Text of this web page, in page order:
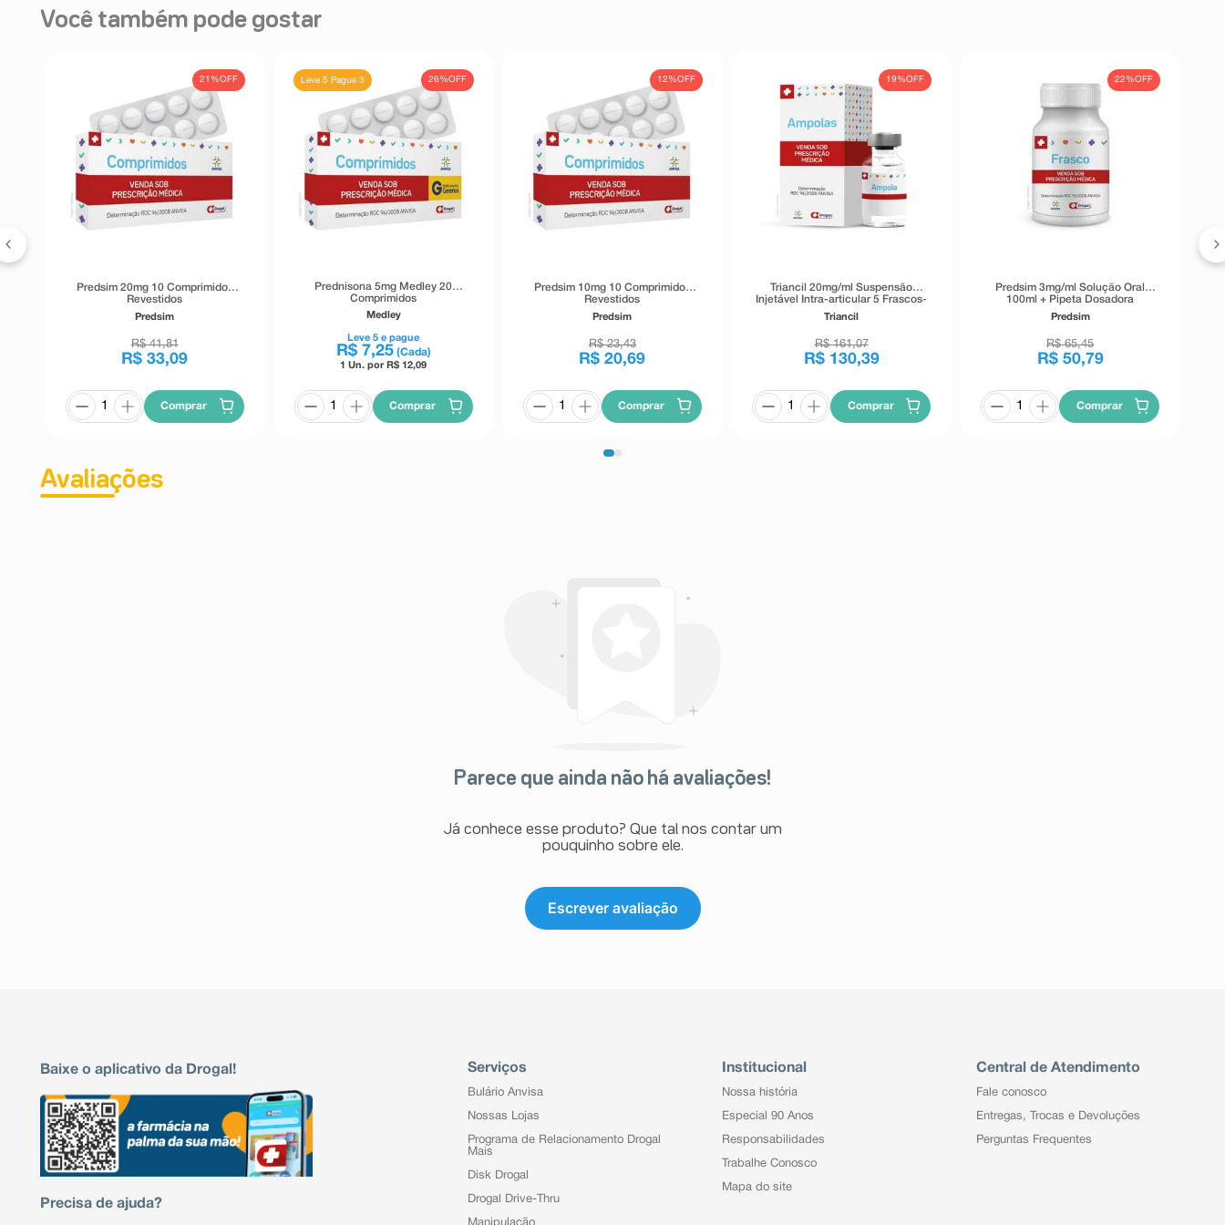
Você também pode gostar
21%OFF
Predsim 20mg 10 Comprimidos
Revestidos
Predsim
R$ 41,81
R$ 33,09
Comprar
Leve 5 Pague 3 26%OFF
Prednisona 5mg Medley 20
Comprimidos
Medley
Leve5 e pague
R$ 7,25 (Cada)
1 Un. por R$12,09
Comprar
12%OFF
Predsim 10mg 10 Comprimidos
Revestidos
Predsim
R$ 23,43
R$ 20,69
Comprar
19%OFF
Triancil 20mg/ml Suspensão
Injetável Intra-articular 5 Frascos-
ampola de 1ml
Triancil
R$ 161,07
R$ 130,39
Comprar
22%OFF
Predsim 3mg/ml Solução Oral
100ml + Pipeta Dosadora
Predsim
R$ 65,45
R$ 50,79
Comprar
Avaliações
Parece que ainda não há avaliações!
Já conhece esse produto? Que tal nos contar um
pouquinho sobre ele.
Escrever avaliação
Baixe o aplicativo da Drogal!
Precisa de ajuda?
Serviços
Bulário Anvisa
Nossas Lojas
Programa de Relacionamento Drogal
Mais
Disk Drogal
Drogal Drive-Thru
Institucional
Nossa história
Especial 90 Anos
Responsabilidades
Trabalhe Conosco
Mapa do site
Central de Atendimento
Fale conosco
Entregas, Trocas e Devoluções
Perguntas Frequentes